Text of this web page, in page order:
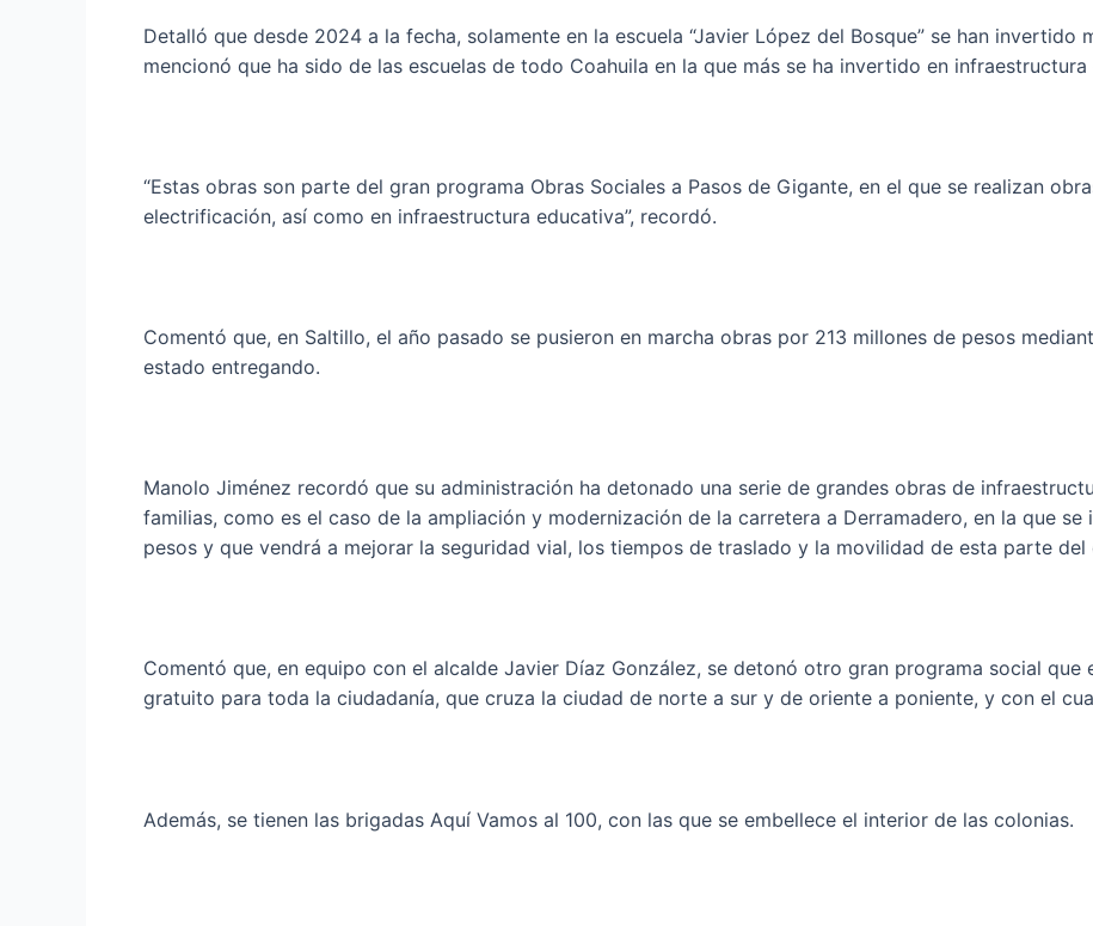
Detalló que desde 2024 a la fecha, solamente en la escuela “Javier López del Bosque” se han invertido
mencionó que ha sido de las escuelas de todo Coahuila en la que más se ha invertido en infraestructura
“Estas obras son parte del gran programa Obras Sociales a Pasos de Gigante, en el que se realizan
electrificación, así como en infraestructura educativa”, recordó.
Comentó que, en Saltillo, el año pasado se pusieron en marcha obras por 213 millones de pesos
estado entregando.
Manolo Jiménez recordó que su administración ha detonado una serie de grandes obras de
familias, como es el caso de la ampliación y modernización de la carretera a Derramadero, en la que
pesos y que vendrá a mejorar la seguridad vial, los tiempos de traslado y la movilidad de esta parte del
Comentó que, en equipo con el alcalde Javier Díaz González, se detonó otro gran programa social que
gratuito para toda la ciudadanía, que cruza la ciudad de norte a sur y de oriente a poniente, y con el
Además, se tienen las brigadas Aquí Vamos al 100, con las que se embellece el interior de las colonias.